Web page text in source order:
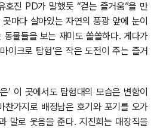
호진 PD가 말했듯 “걷는 즐거움”을 만
마다 살아있는 자연의 풍광 앞에 눈이
동물들을 보는 재미도 쏠쏠하다. 게다가
이크로 탐험’은 작은 도전이 주는 즐거
’ 이 곳에서도 탐험대의 모습은 변함이
찬가지로 배정남은 호기와 포기를 오가
말로 웃음을 준다. 지진희는 대장직을